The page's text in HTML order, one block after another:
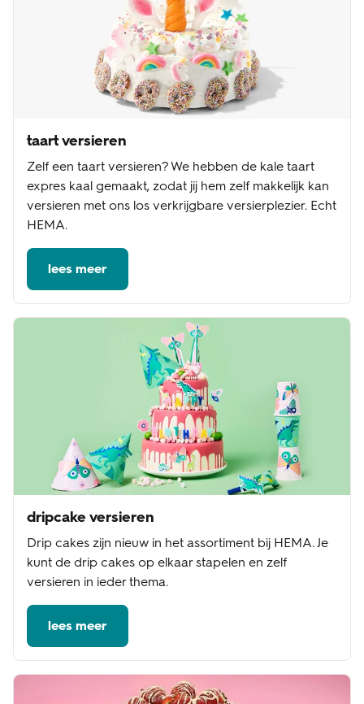
taart versieren
Zelf een taart versieren? We hebben de kale taart
expres kaal gemaakt, zodat jij hem zelf makkelijk kan
versieren met ons los verkrijgbare versierplezier. Echt
HEMA.
lees meer
dripcake versieren
Drip cakes zijn nieuw in het assortiment bij HEMA. Je
kunt de drip cakes op elkaar stapelen en zelf
versieren in ieder thema.
lees meer